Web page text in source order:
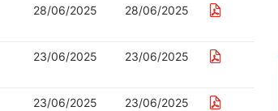
28/06/2025 28/06/2025
23/06/2025 23/06/2025
23/06/2025 23/06/2025